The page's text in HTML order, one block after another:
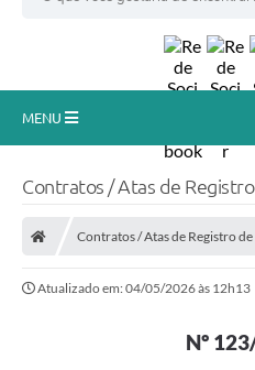
MENU
Publicações / Transparência
Contratos / Atas de
Contratos / Atas de Registro
Atualizado em: 04/05/2026 às 12h13
Nº